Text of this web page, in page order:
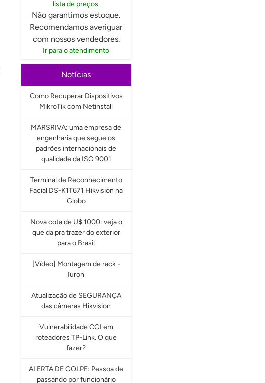
lista de preços.
Não garantimos estoque.
Recomendamos averiguar
com nossos vendedores.
Ir para o atendimento
Notícias
Como Recuperar Dispositivos
MikroTik com Netinstall
MARSRIVA: uma empresa de
engenharia que segue os
padrões internacionais de
qualidade da ISO 9001
Terminal de Reconhecimento
Facial DS-K1T671 Hikvision na
Globo
Nova cota de U$ 1000: veja o
que da pra trazer do exterior
para o Brasil
[Vídeo] Montagem de rack -
Iuron
Atualização de SEGURANÇA
das câmeras Hikvision
Vulnerabilidade CGI em
roteadores TP-Link. O que
fazer?
ALERTA DE GOLPE: Pessoa de
passando por funcionário